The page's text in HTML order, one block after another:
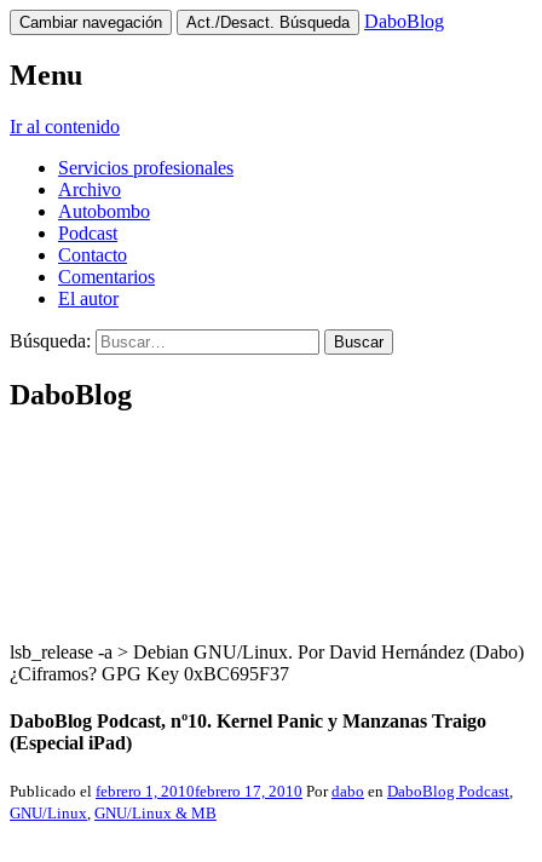
Cambiar navegación Act./Desact. Búsqueda DaboBlog
Menu
Ir al contenido
Servicios profesionales
Archivo
Autobombo
Podcast
Contacto
Comentarios
El autor
Búsqueda:
DaboBlog
lsb_release -a > Debian GNU/Linux. Por David Hernández (Dabo)
¿Ciframos? GPG Key 0xBC695F37
DaboBlog Podcast, nº10. Kernel Panic y Manzanas Traigo
(Especial iPad)
Publicado el febrero 1, 2010febrero 17, 2010 Pordabo en DaboBlog Podcast,
GNU/Linux, GNU/Linux & MB